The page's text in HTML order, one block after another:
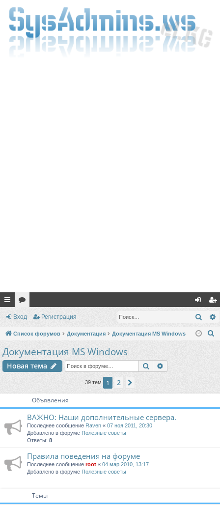
с
ы
и
ор хо
д
ег
ис
Вход Регистрация
Список форумов Документация Документация MS Windows
Документация MS Windows
Новая тема Поиск
39 тем 1 2
Объявления
ВАЖНО: Наши дополнительные сервера.
Последнее сообщение Raven « 07 ноя 2011, 20:30
Добавлено в форуме Полезные советы
Ответы: 8
Правила поведения на форуме
Последнее сообщение root « 04 мар 2010, 13:17
Добавлено в форуме Полезные советы
Темы